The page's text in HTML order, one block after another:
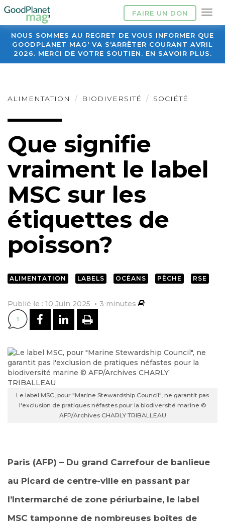
FAIRE UN DON
NOUS SOMMES AU REGRET DE VOUS INFORMER QUE
GOODPLANET MAG' VA S'ARRÊTER COURANT AVRIL
2026. MERCI DE VOTRE SOUTIEN. EN SAVOIR PLUS.
ALIMENTATION BIODIVERSITÉ SOCIÉTÉ
Que signifie
vraiment le label
MSC sur les
étiquettes de
poisson?
ALIMENTATION LABELS OCÉANS PÊCHE RSE
Publié le : 10 Juin 2025 3 minutes
1 PARTAGER SUR FACEBOOK
PARTAGER SUR
IMPRIMER
Le label MSC, pour "Marine Stewardship Council", ne garantit pas
l'exclusion de pratiques néfastes pour la biodiversité marine ©
AFP/Archives CHARLY TRIBALLEAU
Paris (AFP) – Du grand Carrefour de banlieue
au Picard de centre-ville en passant par
l’Intermarché de zone périurbaine, le label
MSC tamponne de nombreuses boîtes de